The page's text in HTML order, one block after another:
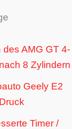
AMG GT 4-
8 Zylindern
Geely E2
Timer /